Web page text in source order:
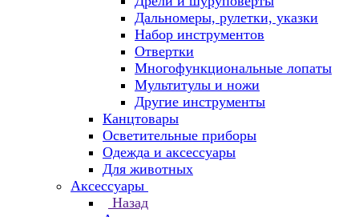
Дальномеры, рулетки, указки
Набор инструментов
Отвертки
Многофункциональные лопаты
Мультитулы и ножи
Другие инструменты
Канцтовары
Осветительные приборы
Одежда и аксессуары
Для животных
Аксессуары
Назад